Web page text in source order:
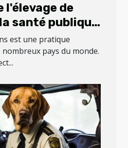
l'élevage de
santé publique
ferme des
est une pratique
pays du monde.